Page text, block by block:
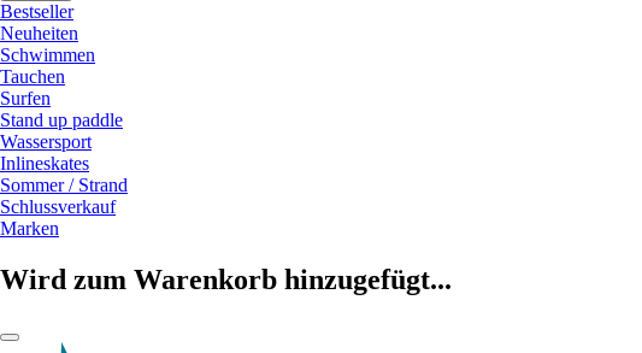
Bestseller
Neuheiten
Schwimmen
Tauchen
Surfen
Stand up paddle
Wassersport
Inlineskates
Sommer / Strand
Schlussverkauf
Marken
Wird zum Warenkorb hinzugefügt...